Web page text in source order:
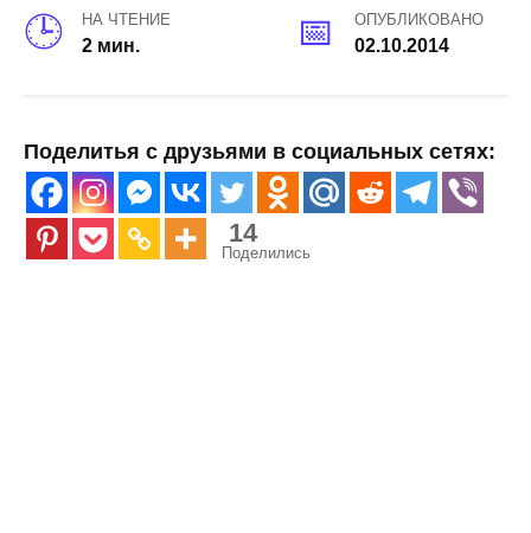
НА ЧТЕНИЕ
2 мин.
ОПУБЛИКОВАНО
02.10.2014
Поделитья с друзьями в социальных сетях:
14
Поделились